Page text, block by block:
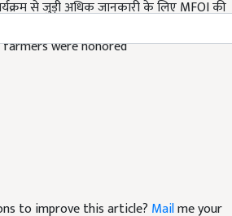
to improve this article?